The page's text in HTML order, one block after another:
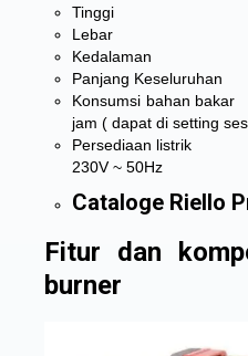
Tinggi :
Lebar :
Panjang
Konsumsi bahan
jam ( dapat di setting
Persediaan
230V ~ 50Hz
Cataloge Riello
Fitur dan
burner